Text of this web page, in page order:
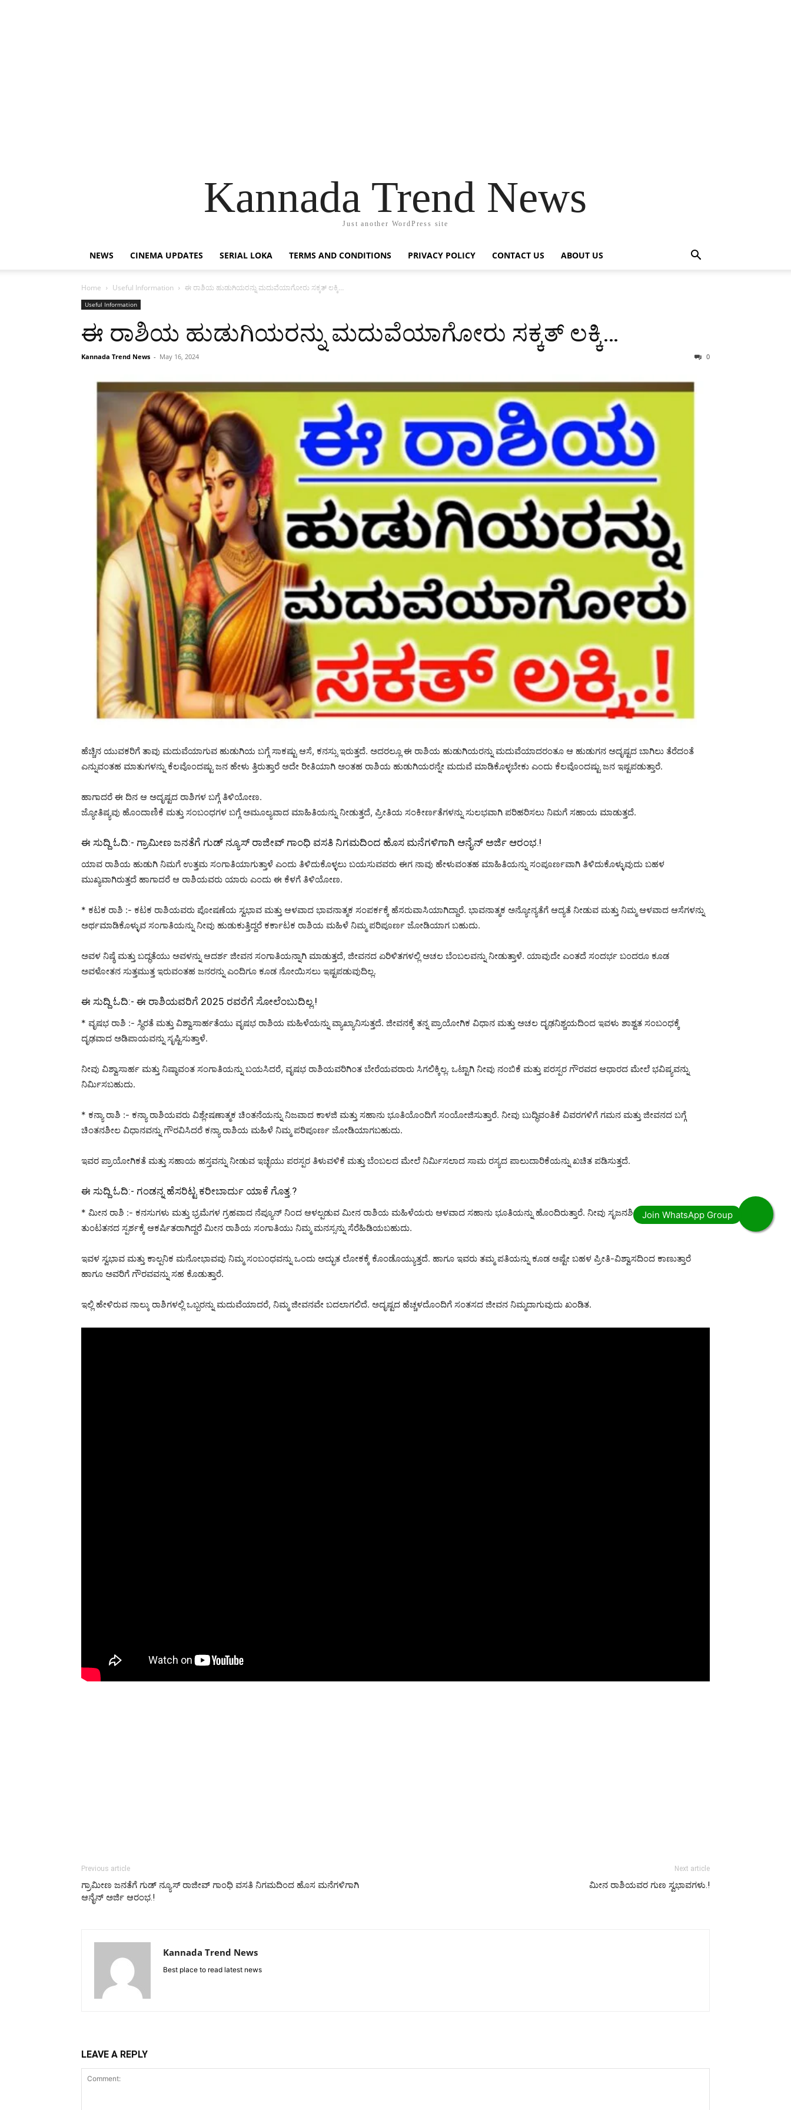
Kannada Trend News
Just another WordPress site
NEWS CINEMA UPDATES SERIAL LOKA TERMS AND CONDITIONS PRIVACY POLICY CONTACT US ABOUT US
Home Useful Information ಈ ರಾಶಿಯ ಹುಡುಗಿಯರನ್ನು ಮದುವೆಯಾಗೋರು ಸಕ್ಕತ್ ಲಕ್ಕಿ…
Useful Information
ಈ ರಾಶಿಯ ಹುಡುಗಿಯರನ್ನು ಮದುವೆಯಾಗೋರು ಸಕ್ಕತ್ ಲಕ್ಕಿ…
Kannada Trend News - May 16, 2024 0
ಹೆಚ್ಚಿನ ಯುವಕರಿಗೆ ತಾವು ಮದುವೆಯಾಗುವ ಹುಡುಗಿಯ ಬಗ್ಗೆ ಸಾಕಷ್ಟು ಆಸೆ, ಕನಸ್ಸು ಇರುತ್ತದೆ. ಅದರಲ್ಲೂ ಈ ರಾಶಿಯ ಹುಡುಗಿಯರನ್ನು ಮದುವೆಯಾದರಂತೂ ಆ ಹುಡುಗನ ಅದೃಷ್ಟದ ಬಾಗಿಲು ತೆರೆದಂತೆ
ಎನ್ನುವಂತಹ ಮಾತುಗಳನ್ನು ಕೆಲವೊಂದಷ್ಟು ಜನ ಹೇಳು ತ್ತಿರುತ್ತಾರೆ ಅದೇ ರೀತಿಯಾಗಿ ಅಂತಹ ರಾಶಿಯ ಹುಡುಗಿಯರನ್ನೇ ಮದುವೆ ಮಾಡಿಕೊಳ್ಳಬೇಕು ಎಂದು ಕೆಲವೊಂದಷ್ಟು ಜನ ಇಷ್ಟಪಡುತ್ತಾರೆ.
ಹಾಗಾದರೆ ಈ ದಿನ ಆ ಅದೃಷ್ಟದ ರಾಶಿಗಳ ಬಗ್ಗೆ ತಿಳಿಯೋಣ.
ಜ್ಯೋತಿಷ್ಯವು ಹೊಂದಾಣಿಕೆ ಮತ್ತು ಸಂಬಂಧಗಳ ಬಗ್ಗೆ ಅಮೂಲ್ಯವಾದ ಮಾಹಿತಿಯನ್ನು ನೀಡುತ್ತದೆ, ಪ್ರೀತಿಯ ಸಂಕೀರ್ಣತೆಗಳನ್ನು ಸುಲಭವಾಗಿ ಪರಿಹರಿಸಲು ನಿಮಗೆ ಸಹಾಯ ಮಾಡುತ್ತದೆ.
ಈ ಸುದ್ದಿ ಓದಿ:- ಗ್ರಾಮೀಣ ಜನತೆಗೆ ಗುಡ್ ನ್ಯೂಸ್ ರಾಜೀವ್ ಗಾಂಧಿ ವಸತಿ ನಿಗಮದಿಂದ ಹೊಸ ಮನೆಗಳಿಗಾಗಿ ಆನೈನ್ ಅರ್ಜಿ ಆರಂಭ.!
ಯಾವ ರಾಶಿಯ ಹುಡುಗಿ ನಿಮಗೆ ಉತ್ತಮ ಸಂಗಾತಿಯಾಗುತ್ತಾಳೆ ಎಂದು ತಿಳಿದುಕೊಳ್ಳಲು ಬಯಸುವವರು ಈಗ ನಾವು ಹೇಳುವಂತಹ ಮಾಹಿತಿಯನ್ನು ಸಂಪೂರ್ಣವಾಗಿ ತಿಳಿದುಕೊಳ್ಳುವುದು ಬಹಳ
ಮುಖ್ಯವಾಗಿರುತ್ತದೆ ಹಾಗಾದರೆ ಆ ರಾಶಿಯವರು ಯಾರು ಎಂದು ಈ ಕೆಳಗೆ ತಿಳಿಯೋಣ.
* ಕಟಕ ರಾಶಿ :- ಕಟಕ ರಾಶಿಯವರು ಪೋಷಣೆಯ ಸ್ವಭಾವ ಮತ್ತು ಆಳವಾದ ಭಾವನಾತ್ಮಕ ಸಂಪರ್ಕಕ್ಕೆ ಹೆಸರುವಾಸಿಯಾಗಿದ್ದಾರೆ. ಭಾವನಾತ್ಮಕ ಅನ್ಯೋನ್ಯತೆಗೆ ಆದ್ಯತೆ ನೀಡುವ ಮತ್ತು ನಿಮ್ಮ ಆಳವಾದ ಆಸೆಗಳನ್ನು
ಅರ್ಥಮಾಡಿಕೊಳ್ಳುವ ಸಂಗಾತಿಯನ್ನು ನೀವು ಹುಡುಕುತ್ತಿದ್ದರೆ ಕರ್ಕಾಟಕ ರಾಶಿಯ ಮಹಿಳೆ ನಿಮ್ಮ ಪರಿಪೂರ್ಣ ಜೋಡಿಯಾಗ ಬಹುದು.
ಅವಳ ನಿಷ್ಠೆ ಮತ್ತು ಬದ್ಧತೆಯು ಅವಳನ್ನು ಆದರ್ಶ ಜೀವನ ಸಂಗಾತಿಯನ್ನಾಗಿ ಮಾಡುತ್ತದೆ, ಜೀವನದ ಏರಿಳಿತಗಳಲ್ಲಿ ಅಚಲ ಬೆಂಬಲವನ್ನು ನೀಡುತ್ತಾಳೆ. ಯಾವುದೇ ಎಂತದೆ ಸಂದರ್ಭ ಬಂದರೂ ಕೂಡ
ಅವಳೋತನ ಸುತ್ತಮುತ್ತ ಇರುವಂತಹ ಜನರನ್ನು ಎಂದಿಗೂ ಕೂಡ ನೋಯಿಸಲು ಇಷ್ಟಪಡುವುದಿಲ್ಲ.
ಈ ಸುದ್ದಿ ಓದಿ:- ಈ ರಾಶಿಯವರಿಗೆ 2025 ರವರೆಗೆ ಸೋಲೆಂಬುದಿಲ್ಲ.!
* ವೃಷಭ ರಾಶಿ :- ಸ್ಥಿರತೆ ಮತ್ತು ವಿಶ್ವಾಸಾರ್ಹತೆಯು ವೃಷಭ ರಾಶಿಯ ಮಹಿಳೆಯನ್ನು ವ್ಯಾಖ್ಯಾನಿಸುತ್ತದೆ. ಜೀವನಕ್ಕೆ ತನ್ನ ಪ್ರಾಯೋಗಿಕ ವಿಧಾನ ಮತ್ತು ಅಚಲ ದೃಢನಿಶ್ಚಯದಿಂದ ಇವಳು ಶಾಶ್ವತ ಸಂಬಂಧಕ್ಕೆ
ದೃಢವಾದ ಅಡಿಪಾಯವನ್ನು ಸೃಷ್ಟಿಸುತ್ತಾಳೆ.
ನೀವು ವಿಶ್ವಾಸಾರ್ಹ ಮತ್ತು ನಿಷ್ಠಾವಂತ ಸಂಗಾತಿಯನ್ನು ಬಯಸಿದರೆ, ವೃಷಭ ರಾಶಿಯವರಿಗಿಂತ ಬೇರೆಯವರಾರು ಸಿಗಲಿಕ್ಕಿಲ್ಲ. ಒಟ್ಟಾಗಿ ನೀವು ನಂಬಿಕೆ ಮತ್ತು ಪರಸ್ಪರ ಗೌರವದ ಆಧಾರದ ಮೇಲೆ ಭವಿಷ್ಯವನ್ನು
ನಿರ್ಮಿಸಬಹುದು.
* ಕನ್ಯಾ ರಾಶಿ :- ಕನ್ಯಾ ರಾಶಿಯವರು ವಿಶ್ಲೇಷಣಾತ್ಮಕ ಚಿಂತನೆಯನ್ನು ನಿಜವಾದ ಕಾಳಜಿ ಮತ್ತು ಸಹಾನು ಭೂತಿಯೊಂದಿಗೆ ಸಂಯೋಜಿಸುತ್ತಾರೆ. ನೀವು ಬುದ್ಧಿವಂತಿಕೆ ವಿವರಗಳಿಗೆ ಗಮನ ಮತ್ತು ಜೀವನದ ಬಗ್ಗೆ
ಚಿಂತನಶೀಲ ವಿಧಾನವನ್ನು ಗೌರವಿಸಿದರೆ ಕನ್ಯಾ ರಾಶಿಯ ಮಹಿಳೆ ನಿಮ್ಮ ಪರಿಪೂರ್ಣ ಜೋಡಿಯಾಗಬಹುದು.
ಇವರ ಪ್ರಾಯೋಗಿಕತೆ ಮತ್ತು ಸಹಾಯ ಹಸ್ತವನ್ನು ನೀಡುವ ಇಚ್ಛೆಯು ಪರಸ್ಪರ ತಿಳುವಳಿಕೆ ಮತ್ತು ಬೆಂಬಲದ ಮೇಲೆ ನಿರ್ಮಿಸಲಾದ ಸಾಮ ರಸ್ಯದ ಪಾಲುದಾರಿಕೆಯನ್ನು ಖಚಿತ ಪಡಿಸುತ್ತದೆ.
ಈ ಸುದ್ದಿ ಓದಿ:- ಗಂಡನ್ನ ಹೆಸರಿಟ್ಟ ಕರೀಬಾರ್ದು ಯಾಕೆ ಗೊತ್ತ.?
* ಮೀನ ರಾಶಿ :- ಕನಸುಗಳು ಮತ್ತು ಭ್ರಮೆಗಳ ಗ್ರಹವಾದ ನೆಪ್ಯೂನ್ ನಿಂದ ಆಳಲ್ಪಡುವ ಮೀನ ರಾಶಿಯ ಮಹಿಳೆಯರು ಆಳವಾದ ಸಹಾನು ಭೂತಿಯನ್ನು ಹೊಂದಿರುತ್ತಾರೆ. ನೀವು ಸೃಜನಶೀಲತೆ, ಪ್ರಣಯ ಮತ್ತು
ತುಂಟತನದ ಸ್ಪರ್ಶಕ್ಕೆ ಆಕರ್ಷಿತರಾಗಿದ್ದರೆ ಮೀನ ರಾಶಿಯ ಸಂಗಾತಿಯು ನಿಮ್ಮ ಮನಸ್ಸನ್ನು ಸೆರೆಹಿಡಿಯಬಹುದು.
ಇವಳ ಸ್ವಭಾವ ಮತ್ತು ಕಾಲ್ಪನಿಕ ಮನೋಭಾವವು ನಿಮ್ಮ ಸಂಬಂಧವನ್ನು ಒಂದು ಅದ್ಭುತ ಲೋಕಕ್ಕೆ ಕೊಂಡೊಯ್ಯುತ್ತದೆ. ಹಾಗೂ ಇವರು ತಮ್ಮ ಪತಿಯನ್ನು ಕೂಡ ಅಷ್ಟೇ ಬಹಳ ಪ್ರೀತಿ-ವಿಶ್ವಾಸದಿಂದ ಕಾಣುತ್ತಾರೆ
ಹಾಗೂ ಅವರಿಗೆ ಗೌರವವನ್ನು ಸಹ ಕೊಡುತ್ತಾರೆ.
ಇಲ್ಲಿ ಹೇಳಿರುವ ನಾಲ್ಕು ರಾಶಿಗಳಲ್ಲಿ ಒಬ್ಬರನ್ನು ಮದುವೆಯಾದರೆ, ನಿಮ್ಮ ಜೀವನವೇ ಬದಲಾಗಲಿದೆ. ಅದೃಷ್ಟದ ಹೆಚ್ಚಳದೊಂದಿಗೆ ಸಂತಸದ ಜೀವನ ನಿಮ್ಮದಾಗುವುದು ಖಂಡಿತ.
Previous article
ಗ್ರಾಮೀಣ ಜನತೆಗೆ ಗುಡ್ ನ್ಯೂಸ್ ರಾಜೀವ್ ಗಾಂಧಿ ವಸತಿ ನಿಗಮದಿಂದ ಹೊಸ ಮನೆಗಳಿಗಾಗಿ
ಆನೈನ್ ಅರ್ಜಿ ಆರಂಭ.!
Next article
ಮೀನ ರಾಶಿಯವರ ಗುಣ ಸ್ವಭಾವಗಳು.!
Kannada Trend News
Best place to read latest news
LEAVE A REPLY